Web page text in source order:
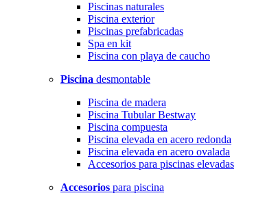
Piscinas naturales
Piscina exterior
Piscinas prefabricadas
Spa en kit
Piscina con playa de caucho
Piscina desmontable
Piscina de madera
Piscina Tubular Bestway
Piscina compuesta
Piscina elevada en acero redonda
Piscina elevada en acero ovalada
Accesorios para piscinas elevadas
Accesorios para piscina